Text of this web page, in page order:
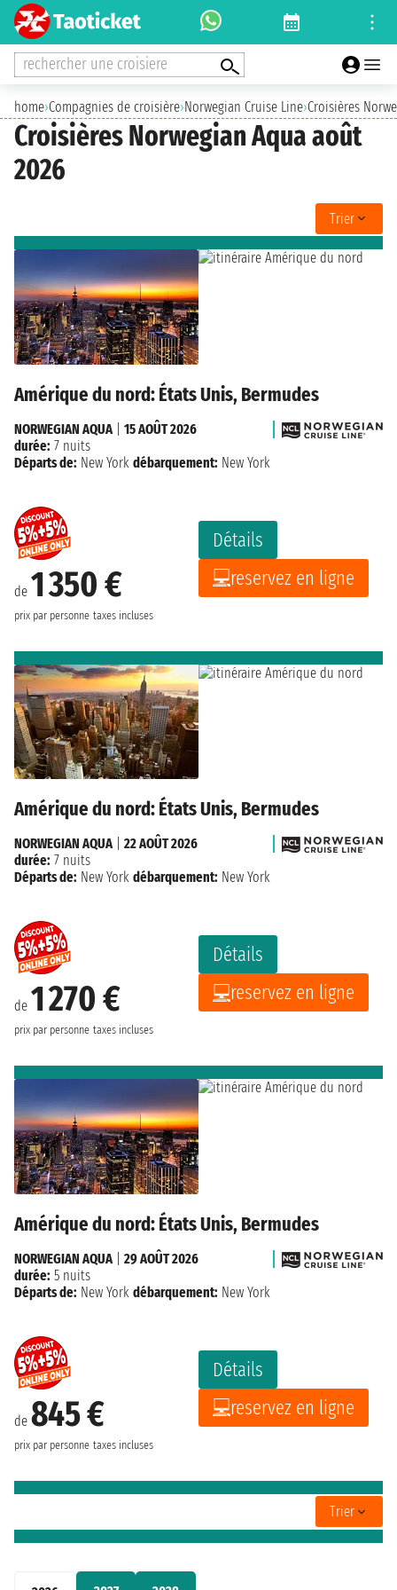
rechercher une croisiere
home›Compagnies de croisière›Norwegian Cruise Line›Croisières
Croisières Norwegian Aqua août
2026
Trier
Amérique du nord: États Unis, Bermudes
de 1 350 €
prix par personne taxes incluses
Détails
reservez en ligne
NORWEGIAN AQUA
15 AOÛT 2026
durée: 7 nuits
Départs de: New York débarquement: New York
Amérique du nord: États Unis, Bermudes
de 1 270 €
prix par personne taxes incluses
Détails
reservez en ligne
NORWEGIAN AQUA| 22 AOÛT 2026
durée: 7 nuits
Départs de: New York débarquement: New York
Amérique du nord: États Unis, Bermudes
de 845 €
prix par personne taxes incluses
Détails
reservez en ligne
NORWEGIAN AQUA| 29 AOÛT 2026
durée: 5 nuits
Départs de: New York débarquement: New York
Trier